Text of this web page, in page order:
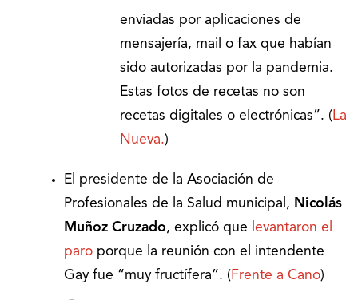
enviadas por aplicaciones de
mensajería, mail o fax que habían
sido autorizadas por la pandemia.
Estas fotos de recetas no son
recetas digitales o electrónicas”. ( La
Nueva.)
El presidente de la Asociación de
Profesionales de la Salud municipal, Nicolás
Muñoz Cruzado, explicó que levantaron el
paro porque la reunión con el intendente
Gay fue “muy fructífera”. ( Frente a Cano)